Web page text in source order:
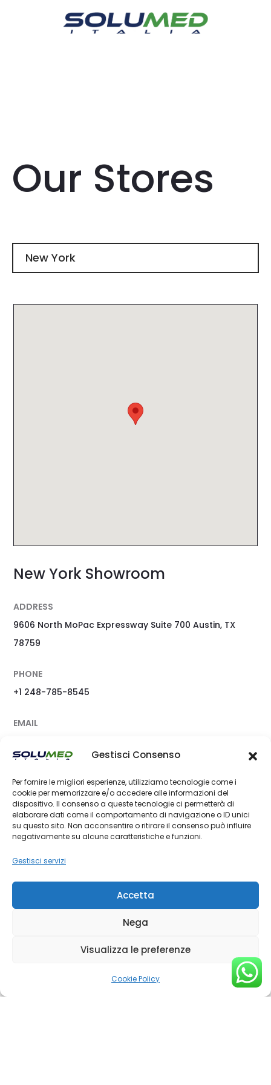
Gestisci Consenso
Per fornire le migliori esperienze, utilizziamo tecnologie come i
cookie per memorizzare e/o accedere alle informazioni del
dispositivo. Il consenso a queste tecnologie ci permetterà di
elaborare dati come il comportamento di navigazione o ID unici
su questo sito. Non acconsentire o ritirare il consenso può influire
negativamente su alcune caratteristiche e funzioni.
Gestisci servizi
Accetta
Nega
Visualizza le preferenze
Cookie Policy
Spedizione e resi gratuiti per ordini superiori a
Our Stores
New York
New York Showroom
ADDRESS
9606 North MoPac Expressway Suite 700 Austin, TX
78759
PHONE
+1 248-785-8545
EMAIL
San Francisco